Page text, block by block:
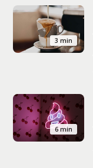
3 min
6 min